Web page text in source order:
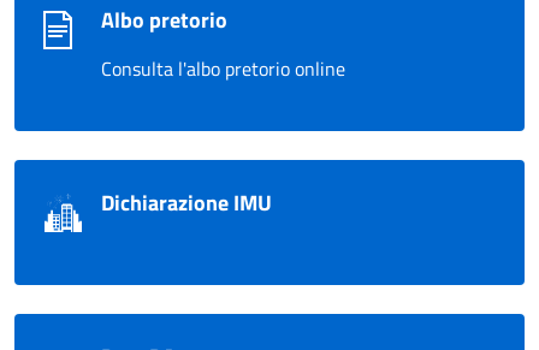
Albo pretorio
Consulta l'albo pretorio online
Dichiarazione IMU